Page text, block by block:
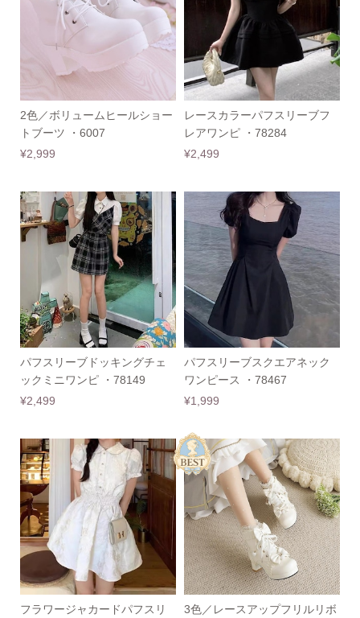
2色／ボリュームヒールショー
トブーツ ・6007
¥2,999
レースカラーパフスリーブフ
レアワンピ ・78284
¥2,499
パフスリーブドッキングチェ
ックミニワンピ ・78149
¥2,499
パフスリーブスクエアネック
ワンピース ・78467
¥1,999
フラワージャカードパフスリ 3色／レースアップフリルリボ